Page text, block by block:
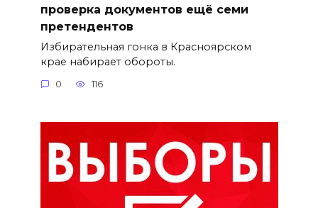
проверка документов ещё семи
претендентов
Избирательная гонка в Красноярском
крае набирает обороты.
0 116